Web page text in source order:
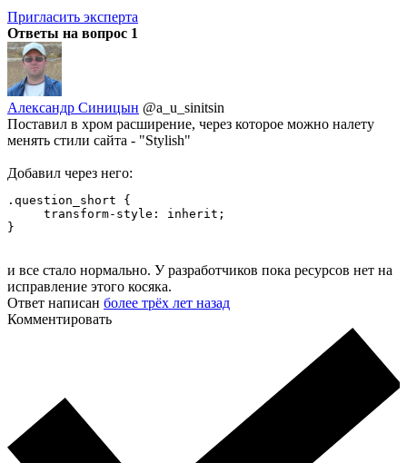
Пригласить эксперта
Ответы на вопрос 1
Александр Синицын @a_u_sinitsin
Поставил в хром расширение, через которое можно налету
менять стили сайта - "Stylish"
Добавил через него:
.question_short {
     transform-style: inherit;
}
и все стало нормально. У разработчиков пока ресурсов нет на
исправление этого косяка.
Ответ написан более трёх лет назад
Комментировать